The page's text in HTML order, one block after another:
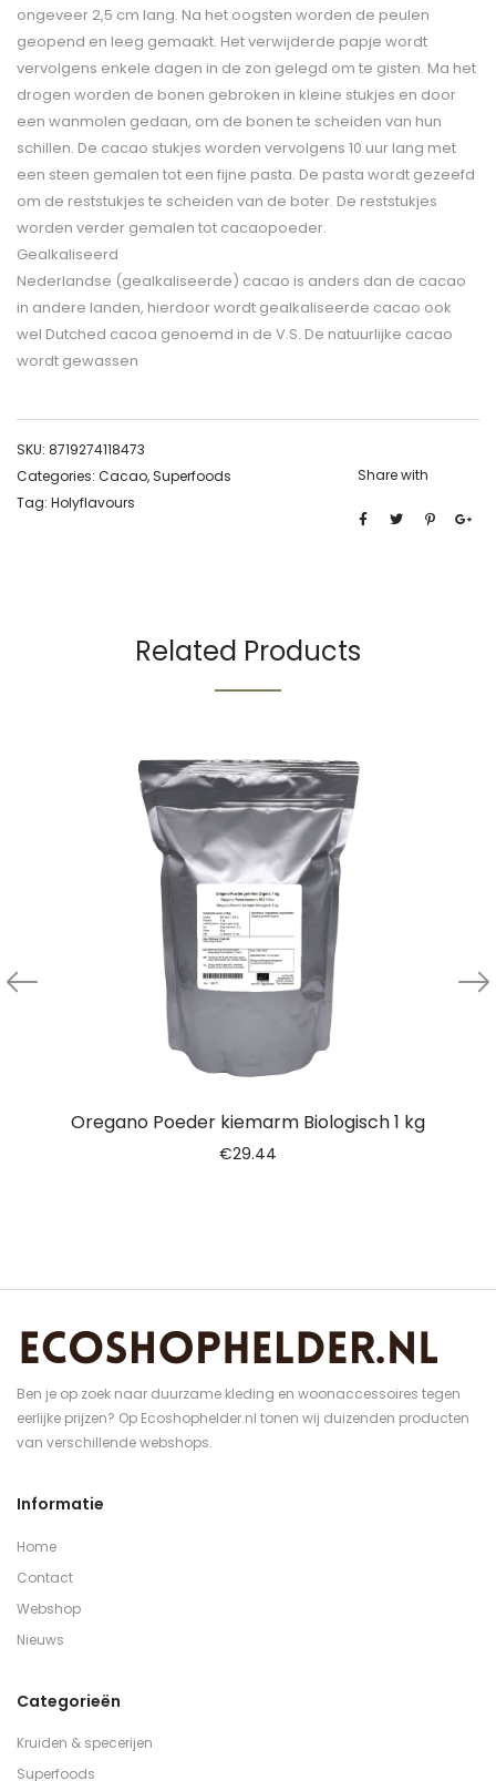
ongeveer 2,5 cm lang. Na het oogsten worden de peulen
geopend en leeg gemaakt. Het verwijderde papje wordt
vervolgens enkele dagen in de zon gelegd om te gisten. Ma het
drogen worden de bonen gebroken in kleine stukjes en door
een wanmolen gedaan, om de bonen te scheiden van hun
schillen. De cacao stukjes worden vervolgens 10 uur lang met
een steen gemalen tot een fijne pasta. De pasta wordt gezeefd
om de reststukjes te scheiden van de boter. De reststukjes
worden verder gemalen tot cacaopoeder.
Gealkaliseerd
Nederlandse (gealkaliseerde) cacao is anders dan de cacao
in andere landen, hierdoor wordt gealkaliseerde cacao ook
wel Dutched cacoa genoemd in de V.S. De natuurlijke cacao
wordt gewassen
SKU: 8719274118473
Categories: Cacao, Superfoods
Tag: Holyflavours
Share with
Related Products
Oregano Poeder kiemarm Biologisch 1 kg
€29.44
Ben je op zoek naar duurzame kleding en woonaccessoires tegen
eerlijke prijzen? Op Ecoshophelder.nl tonen wij duizenden producten
van verschillende webshops.
Informatie
Home
Contact
Webshop
Nieuws
Categorieën
Kruiden & specerijen
Superfoods